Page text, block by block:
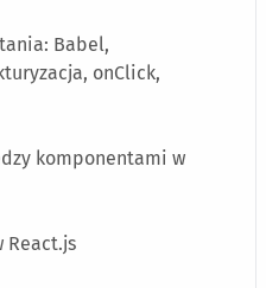
Babel,
onClick,
komponentami w
React.js